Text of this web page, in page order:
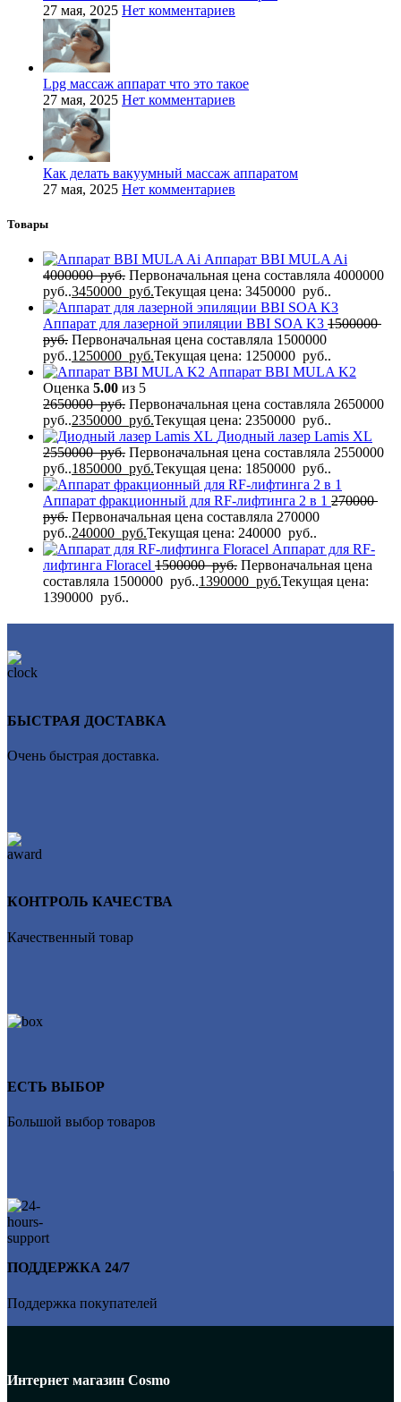
27 мая, 2025 Нет комментариев
Lpg массаж аппарат что это такое
27 мая, 2025 Нет комментариев
Как делать вакуумный массаж аппаратом
27 мая, 2025 Нет комментариев
Товары
Аппарат BBI MULA Ai
4000000руб. Первоначальная цена составляла 4000000
руб..3450000 руб.Текущая цена: 3450000 руб..
Аппарат для лазерной эпиляции BBI SOA K3 1500000
руб. Первоначальная цена составляла 1500000
руб..1250000 руб.Текущая цена: 1250000 руб..
Аппарат BBI MULA K2
Оценка 5.00 из 5
2650000руб. Первоначальная цена составляла 2650000
руб..2350000 руб.Текущая цена: 2350000 руб..
Диодный лазер Lamis XL
2550000руб. Первоначальная цена составляла 2550000
руб..1850000 руб.Текущая цена: 1850000 руб..
Аппарат фракционный для RF-лифтинга 2 в 1 270000
руб. Первоначальная цена составляла 270000
руб..240000 руб.Текущая цена: 240000 руб..
Аппарат для RF-
лифтинга Flоrасеl 1500000руб. Первоначальная цена
составляла 1500000 руб..1390000 руб.Текущая цена:
1390000 руб..
БЫСТРАЯ ДОСТАВКА
Очень быстрая доставка.
КОНТРОЛЬ КАЧЕСТВА
Качественный товар
ЕСТЬ ВЫБОР
Большой выбор товаров
ПОДДЕРЖКА 24/7
Поддержка покупателей
Интернет магазин Cosmo